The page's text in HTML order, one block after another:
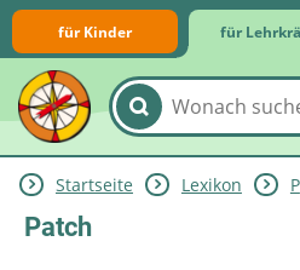
für Kinder für
Lernmodule
Internet-ABC-
Praxishilfen
Aktuelles
Startseite Lexikon P
Patch